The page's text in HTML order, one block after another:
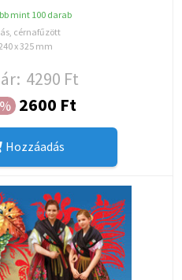
mint 100 darab
cérnafűzött
x 325 mm
4290 Ft
2600 Ft
Hozzáadás